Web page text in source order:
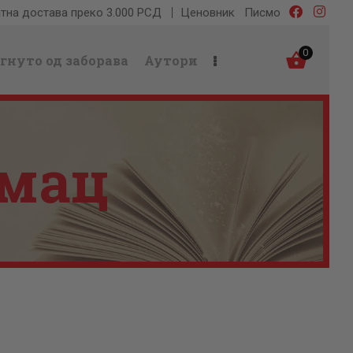
достава преко 3.000 РСД Ценовник Писмо
од заборава Аутори 0